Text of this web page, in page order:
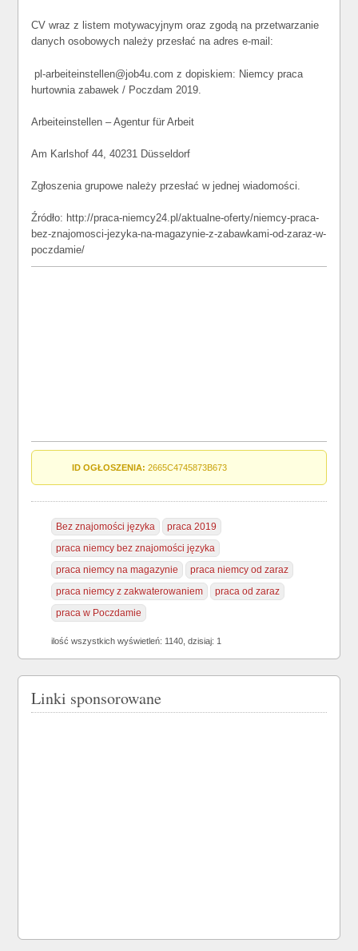
CV wraz z listem motywacyjnym oraz zgodą na przetwarzanie
danych osobowych należy przesłać na adres e-mail:
pl-arbeiteinstellen@job4u.com z dopiskiem: Niemcy praca
hurtownia zabawek / Poczdam 2019.
Arbeiteinstellen – Agentur für Arbeit
Am Karlshof 44, 40231 Düsseldorf
Zgłoszenia grupowe należy przesłać w jednej wiadomości.
Źródło: http://praca-niemcy24.pl/aktualne-oferty/niemcy-praca-
bez-znajomosci-jezyka-na-magazynie-z-zabawkami-od-zaraz-w-
poczdamie/
ID OGŁOSZENIA: 2665C4745873B673
Bez znajomości języka
praca 2019
praca niemcy bez znajomości języka
praca niemcy na magazynie
praca niemcy od zaraz
praca niemcy z zakwaterowaniem
praca od zaraz
praca w Poczdamie
ilość wszystkich wyświetleń: 1140, dzisiaj: 1
Linki sponsorowane